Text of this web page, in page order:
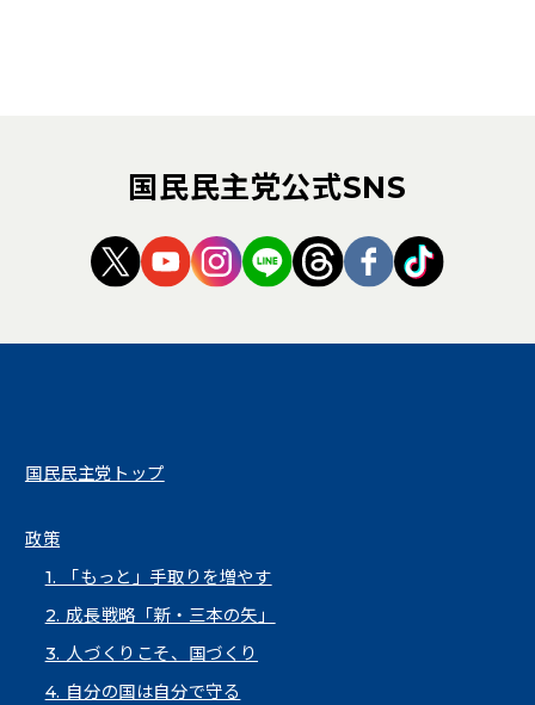
国民民主党公式SNS
（新しいタブで開く）
（新しいタブで開く）
（新しいタブで開く）
（新しいタブで開く）
（新しいタブで開
（新しいタブ
（新しい
国民民主党トップ
政策
1. 「もっと」手取りを増やす
2. 成長戦略「新・三本の矢」
3. 人づくりこそ、国づくり
4. 自分の国は自分で守る